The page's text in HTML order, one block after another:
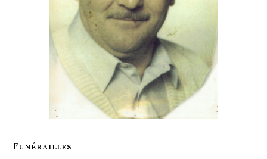
Funérailles